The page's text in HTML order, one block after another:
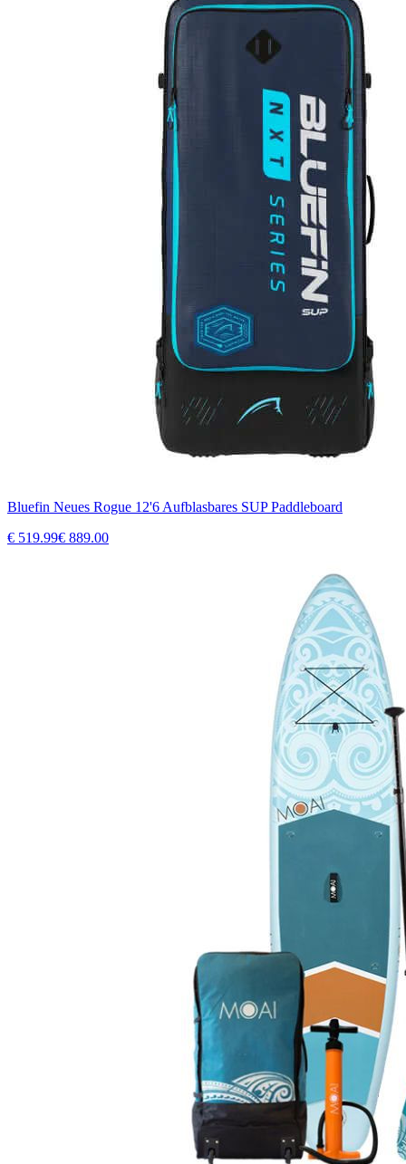
Bluefin Neues Rogue 12'6 Aufblasbares SUP Paddleboard
€ 519.99€ 889.00